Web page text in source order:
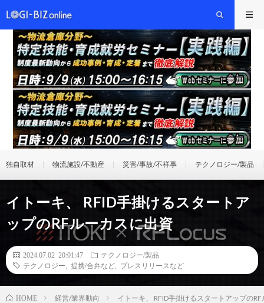
独自取材 物流施設/不動産 災害/事故/不祥事 テクノロジー/製品
イトーキ、 RFID手掛けるスタートア
ップのRFルーカスに出資
2024.07.02 20:01:47
テクノロジー/製品
テクノロジー
提携/合弁など プレスリリースなど
HOME 経営/業界動向 イトーキ、 RFID手掛けるスタートアップの